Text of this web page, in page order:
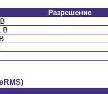
Разрешение
В